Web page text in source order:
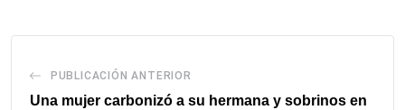
PUBLICACIÓN ANTERIOR
Una mujer carbonizó a su hermana y sobrinos en